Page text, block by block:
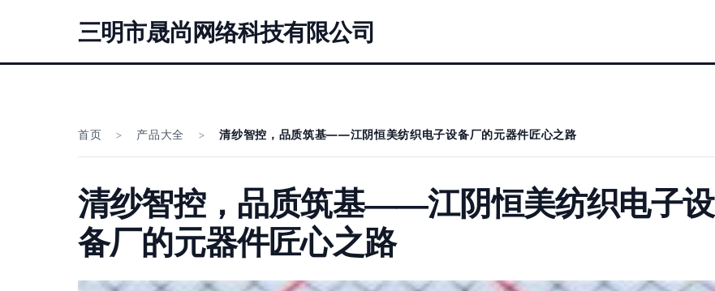
三明市晟尚网络科技有限公司
首页 > 产品大全 > 清纱智控，品质筑基——江阴恒美纺织电子设备厂的元器件匠心之路
清纱智控，品质筑基——江阴恒美纺织电子设
备厂的元器件匠心之路